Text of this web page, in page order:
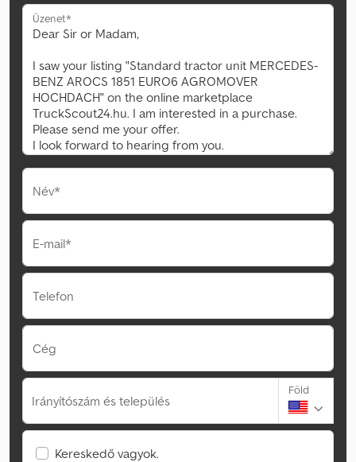
Üzenet*
Név*
E-mail*
Telefon
Cég
Irányítószám és település
Föld
Kereskedő vagyok.